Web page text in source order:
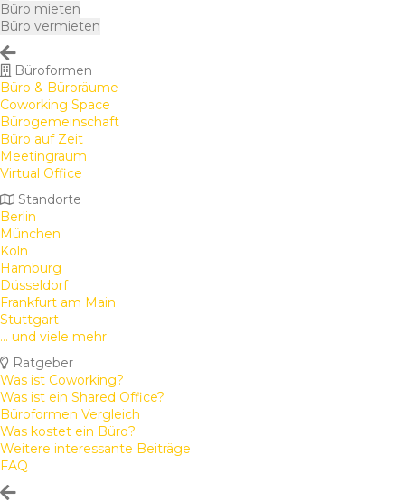
Büro mieten
Büro vermieten
Büroformen
Büro & Büroräume
Coworking Space
Bürogemeinschaft
Büro auf Zeit
Meetingraum
Virtual Office
Standorte
Berlin
München
Köln
Hamburg
Düsseldorf
Frankfurt am Main
Stuttgart
... und viele mehr
Ratgeber
Was ist Coworking?
Was ist ein Shared Office?
Büroformen Vergleich
Was kostet ein Büro?
Weitere interessante Beiträge
FAQ